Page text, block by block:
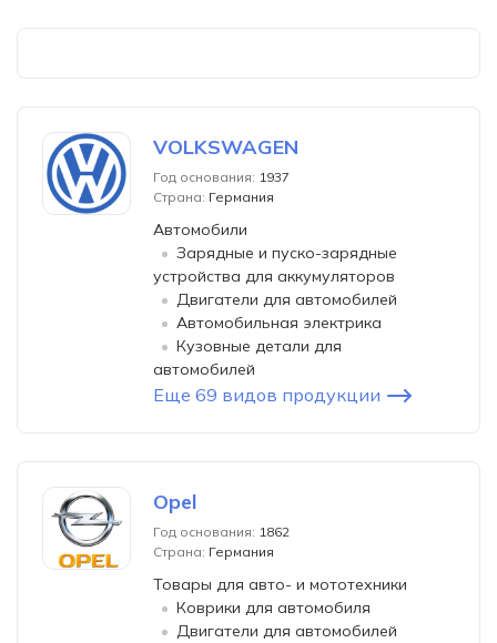
VOLKSWAGEN
Год основания: 1937
Страна: Германия
Автомобили
Зарядные и пуско-зарядные
устройства для аккумуляторов
Двигатели для автомобилей
Автомобильная электрика
Кузовные детали для
автомобилей
Еще 69 видов продукции
Opel
Год основания: 1862
Страна: Германия
Товары для авто- и мототехники
Коврики для автомобиля
Двигатели для автомобилей